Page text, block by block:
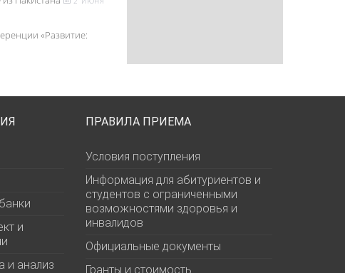
«Развитие:
и
и анализ
ПРАВИЛА ПРИЕМА
Условия поступления
Информация для абитуриентов и
студентов с ограниченными
возможностями здоровья и
инвалидов
Официальные документы
Гранты и стоимость